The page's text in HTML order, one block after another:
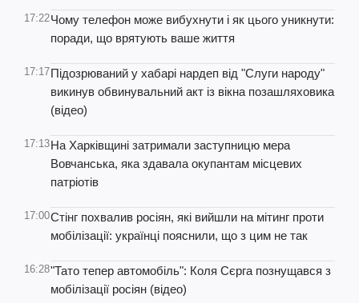
17:22Чому телефон може вибухнути і як цього уникнути:
поради, що врятують ваше життя
17:17Підозрюваний у хабарі нардеп від "Слуги народу"
викинув обвинувальний акт із вікна позашляховика
(відео)
17:13На Харківщині затримали заступницю мера
Вовчанська, яка здавала окупантам місцевих
патріотів
17:00Стінг похвалив росіян, які вийшли на мітинг проти
мобілізації: українці пояснили, що з цим не так
16:28"Тато тепер автомобіль": Коля Сєрга познущався з
мобілізації росіян (відео)